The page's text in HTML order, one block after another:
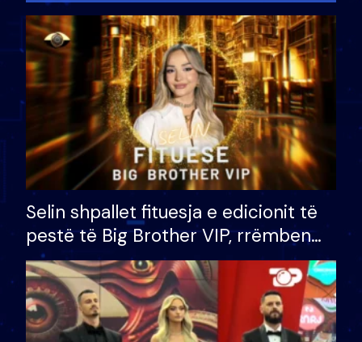
Selin shpallet fituesja e edicionit të
pestë të Big Brother VIP, rrëmben
çmimin e madh prej 100 mijë eurosh